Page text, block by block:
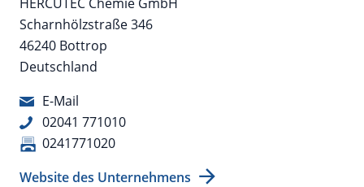
Scharnhölzstraße 346
46240 Bottrop
Deutschland
E-Mail
02041 771010
0241771020
Website des Unternehmens